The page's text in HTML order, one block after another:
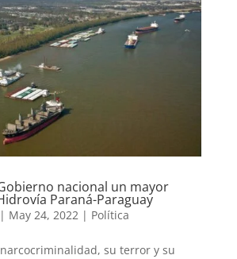
Gobierno nacional un mayor
Paraná-Paraguay
| May 24, 2022 | Política
su terror y su